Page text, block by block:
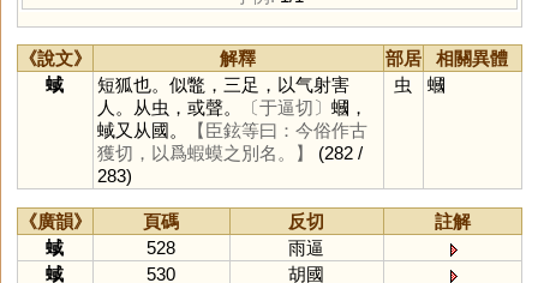
《說文》 解釋 部居
相關異體
蜮
短狐也。似鼈，三足，以气射害
人。从虫，或聲。
〔于逼切〕 蟈，
蜮又从國。
【臣鉉等曰：今俗作古
獲切，以爲蝦蟆之別名。】
(282 /
283)
虫 蟈
《廣韻》 頁碼 反切
註解
蜮
528
雨逼
蜮
530
胡國